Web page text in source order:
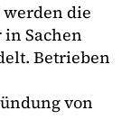
die
Sachen
Betrieben
von